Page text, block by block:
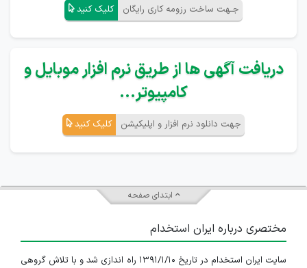
جـهت ساخت رزومه کاری رایگان کلیک کنید
دریافت آگهی ها از طریق نرم افزار موبایل و
کامپیوتر...
جهت دانلود نرم افزار و اپلیکیشن کلیک کنید
ابتدای صفحه
مختصری درباره ایران استخدام
سایت ایران استخدام در تاریخ ۱۳۹۱/۱/۱۰ راه اندازی شد و با تلاش گروهی